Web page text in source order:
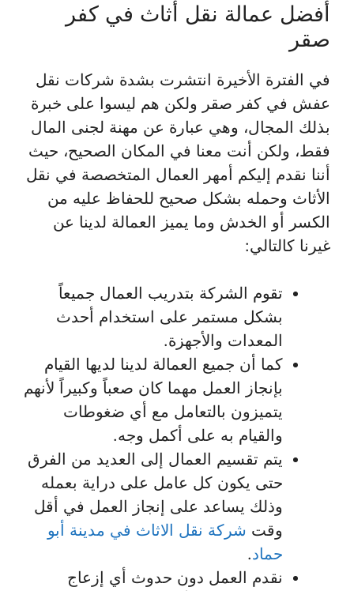
أفضل عمالة نقل أثاث في كفر
صقر
في الفترة الأخيرة انتشرت بشدة شركات نقل
عفش في كفر صقر ولكن هم ليسوا على خبرة
بذلك المجال، وهي عبارة عن مهنة لجنى المال
فقط، ولكن أنت معنا في المكان الصحيح، حيث
أننا نقدم إليكم أمهر العمال المتخصصة في نقل
الأثاث وحمله بشكل صحيح للحفاظ عليه من
الكسر أو الخدش وما يميز العمالة لدينا عن
غيرنا كالتالي:
تقوم الشركة بتدريب العمال جميعاً
بشكل مستمر على استخدام أحدث
المعدات والأجهزة.
كما أن جميع العمالة لدينا لديها القيام
بإنجاز العمل مهما كان صعباً وكبيراً لأنهم
يتميزون بالتعامل مع أي ضغوطات
والقيام به على أكمل وجه.
يتم تقسيم العمال إلى العديد من الفرق
حتى يكون كل عامل على دراية بعمله
وذلك يساعد على إنجاز العمل في أقل
وقت شركة نقل الاثاث في مدينة أبو
حماد.
نقدم العمل دون حدوث أي إزعاج